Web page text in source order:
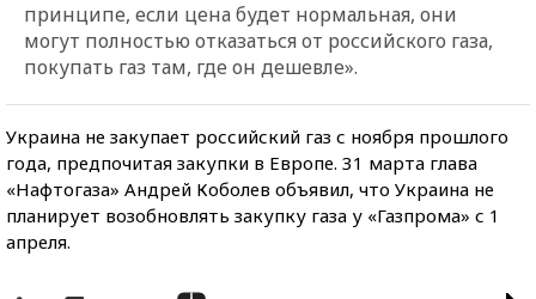
принципе, если цена будет нормальная, они
могут полностью отказаться от российского газа,
покупать газ там, где он дешевле».
Украина не закупает российский газ с ноября прошлого
года, предпочитая закупки в Европе. 31 марта глава
«Нафтогаза» Андрей Коболев объявил, что Украина не
планирует возобновлять закупку газа у «Газпрома» с 1
апреля.